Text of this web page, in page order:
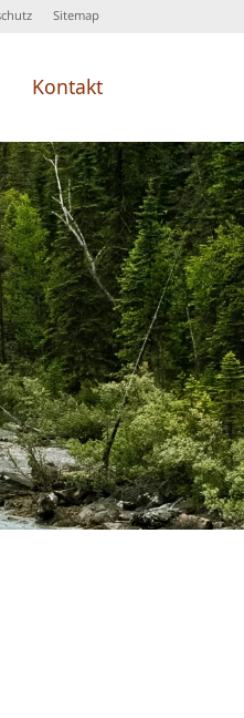
Sitemap
Kontakt